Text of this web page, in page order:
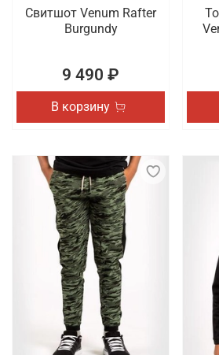
Свитшот Venum Rafter
Burgundy
9 490 ₽
В корзину